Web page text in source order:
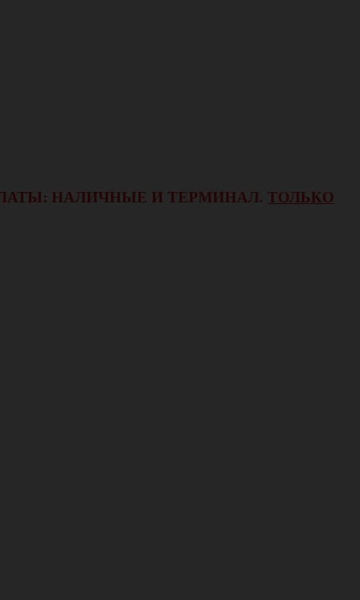
НАЛИЧНЫЕ И ТЕРМИНАЛ. ТОЛЬКО